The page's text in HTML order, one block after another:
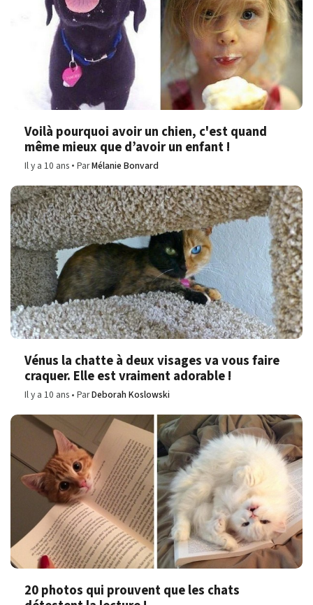
Voilà pourquoi avoir un chien, c'est quand
même mieux que d’avoir un enfant !
Il y a 10 ans ParMélanie Bonvard
Vénus la chatte à deux visages va vous faire
craquer. Elle est vraiment adorable !
Il y a 10 ans ParDeborah Koslowski
20 photos qui prouvent que les chats